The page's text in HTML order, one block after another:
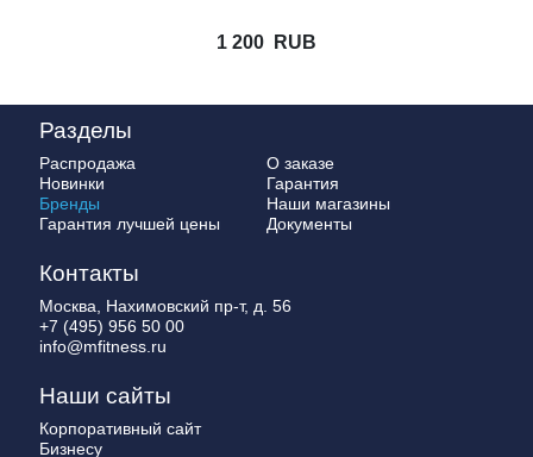
1 200 RUB
Разделы
Распродажа
Новинки
Бренды
Гарантия лучшей цены
О заказе
Гарантия
Наши магазины
Документы
Контакты
Москва, Нахимовский пр-т, д. 56
+7 (495) 956 50 00
info@mfitness.ru
Наши сайты
Корпоративный сайт
Бизнесу